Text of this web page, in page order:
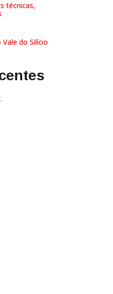
técnicas,
do Silício